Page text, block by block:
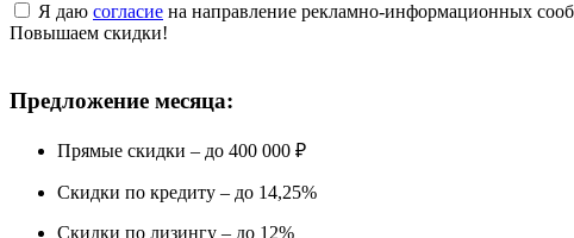
Я даю согласие на направление рекламно-информационных
Повышаем скидки!
Предложение месяца:
Прямые скидки – до 400 000 ₽
Скидки по кредиту – до 14,25%
Скидки по лизингу – до 12%